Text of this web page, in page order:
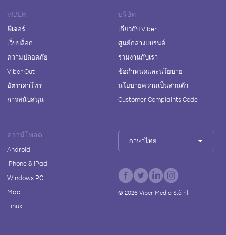
VIBER
ฟีเจอร์
เว็บบล็อก
ความปลอดภัย
Viber Out
อัตราค่าโทร
การสนับสนุน
บริษัท
เกี่ยวกับ Viber
ศูนย์กลางแบรนด์
ร่วมงานกับเรา
ข้อกำหนดและนโยบาย
นโยบายความเป็นส่วนตัว
Customer Complaints Code
ดาวน์โหลด
Android
iPhone & iPad
Windows PC
Mac
Linux
ภาษาไทย
© 2026Viber Media S.à r.l.